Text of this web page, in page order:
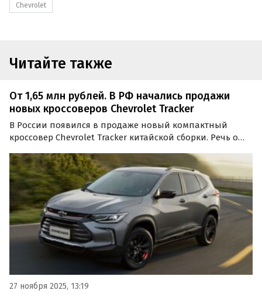
Chevrolet
Читайте также
От 1,65 млн рублей. В РФ начались продажи
новых кроссоверов Chevrolet Tracker
В России появился в продаже новый компактный
кроссовер Chevrolet Tracker китайской сборки. Речь о
предложенной в двух экземплярах на выбор: под заказ
за 1 650 000 рублей и из наличия за 2 150 000 рублей…
27 ноября 2025, 13:19